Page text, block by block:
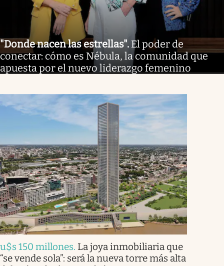
"Donde nacen las estrellas". El poder de
conectar: cómo es Nébula, la comunidad que
apuesta por el nuevo liderazgo femenino
u$s 150 millones. La joya inmobiliaria que
“se vende sola”: será la nueva torre más alta